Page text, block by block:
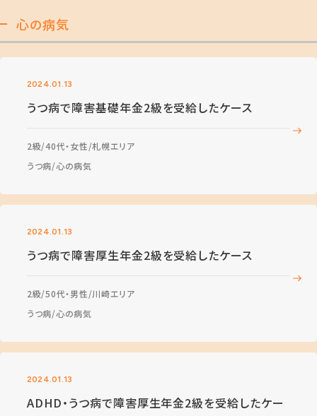
心の病気
2024.01.13
うつ病で障害基礎年金2級を受給したケース
2級 40代・女性 札幌エリア
うつ病 心の病気
2024.01.13
うつ病で障害厚生年金2級を受給したケース
2級 50代・男性 川崎エリア
うつ病 心の病気
2024.01.13
ADHD・うつ病で障害厚生年金2級を受給したケー